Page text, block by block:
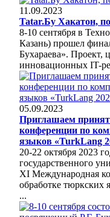
11.09.2023
Tatar.Бу Хакатон,
8-10 сентября в
Казань) прошел
Бухараева». Проект,
инновационных IT-
05.09.2023
Приглашаем
конференции по
языков «TurkLang
20-22 октября 2023
государственного
ХI Международная
обработке тюркских
...